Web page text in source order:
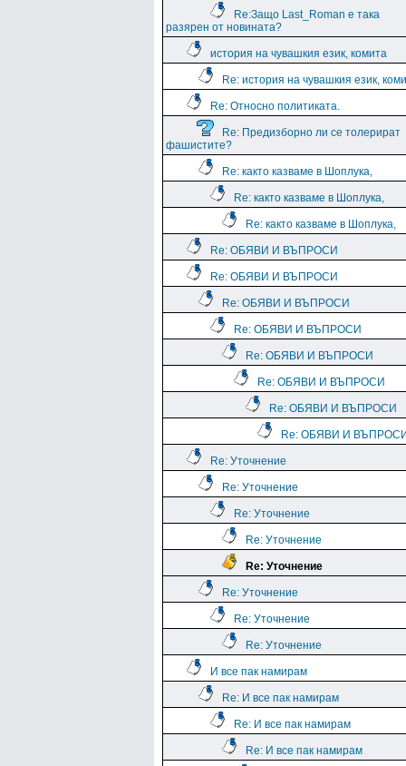
Re:Защо Last_Roman e така
разярен от новината?
история на чувашкия език, комита
Re: история на чувашкия език,
Re: Относно политиката.
Re: Предизборно ли се толерират
фашистите?
Re: както казваме в Шоплука,
Re: както казваме в Шоплука,
Re: както казваме в Шоплука,
Re: ОБЯВИ И ВЪПРОСИ
Re: ОБЯВИ И ВЪПРОСИ
Re: ОБЯВИ И ВЪПРОСИ
Re: ОБЯВИ И ВЪПРОСИ
Re: ОБЯВИ И ВЪПРОСИ
Re: ОБЯВИ И ВЪПРОСИ
Re: ОБЯВИ И ВЪПРОСИ
Re: ОБЯВИ И
Re: Уточнение
Re: Уточнение
Re: Уточнение
Re: Уточнение
Re: Уточнение
Re: Уточнение
Re: Уточнение
Re: Уточнение
И все пак намирам
Re: И все пак намирам
Re: И все пак намирам
Re: И все пак намирам